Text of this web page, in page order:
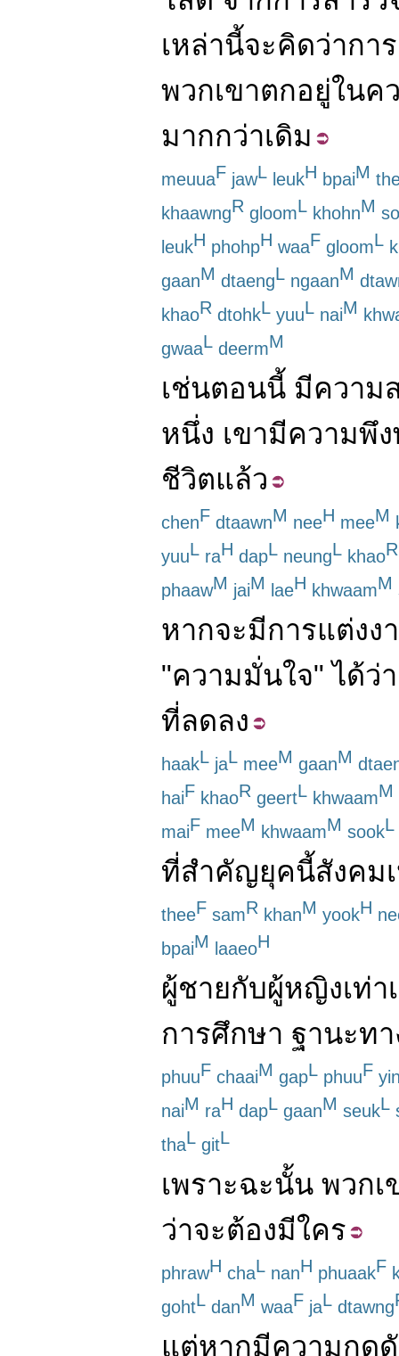
เหล่านี้จะคิดว่ากา
พวกเขาตกอยู่ในค
มากกว่าเดิม
meuuaF jawL leukH bpaiM
khaawngR gloomL khohnM
leukH phohpH waaF gloomL
gaanM dtaengL ngaanM
khaoR dtohkL yuuL naiM
gwaaL deermM
เช่นตอนนี้ มีความ
หนึ่ง เขามีความพึ
ชีวิตแล้ว
chenF dtaawnM neeH meeM
yuuL raH dapL neungL khaoR
phaawM jaiM laeH khwaamM
หากจะมีการแต่งง
"ความมั่นใจ"ได้ว่า
ที่ลดลง
haakL jaL meeM gaanM
haiF khaoR geertL khwaamM
maiF meeM khwaamM sookL
ที่สำคัญยุคนี้สังคม
theeF samR khanM yookH
bpaiM laaeoH
ผู้ชายกับผู้หญิงเท่า
การศึกษา ฐานะทา
phuuF chaaiM gapL phuuF
naiM raH dapL gaanM seukL
thaL gitL
เพราะฉะนั้น พวกเ
ว่าจะต้องมีใคร
phrawH chaL nanH phuaakF
gohtL danM waaF jaL dtawng
แต่หากมีความกด